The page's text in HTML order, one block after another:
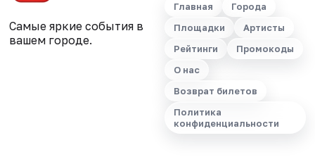
Самые яркие события в
вашем городе.
Главная
Города
Площадки
Артисты
Рейтинги
Промокоды
О нас
Возврат билетов
Политика
конфиденциальности